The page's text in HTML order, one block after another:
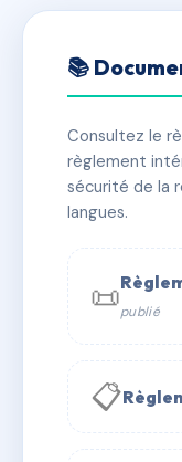
SDC 78
✓ Immatriculée
📞 Contacter
📚
Consultez le
règlement
sécurité de la
langues.
📜publié
📋